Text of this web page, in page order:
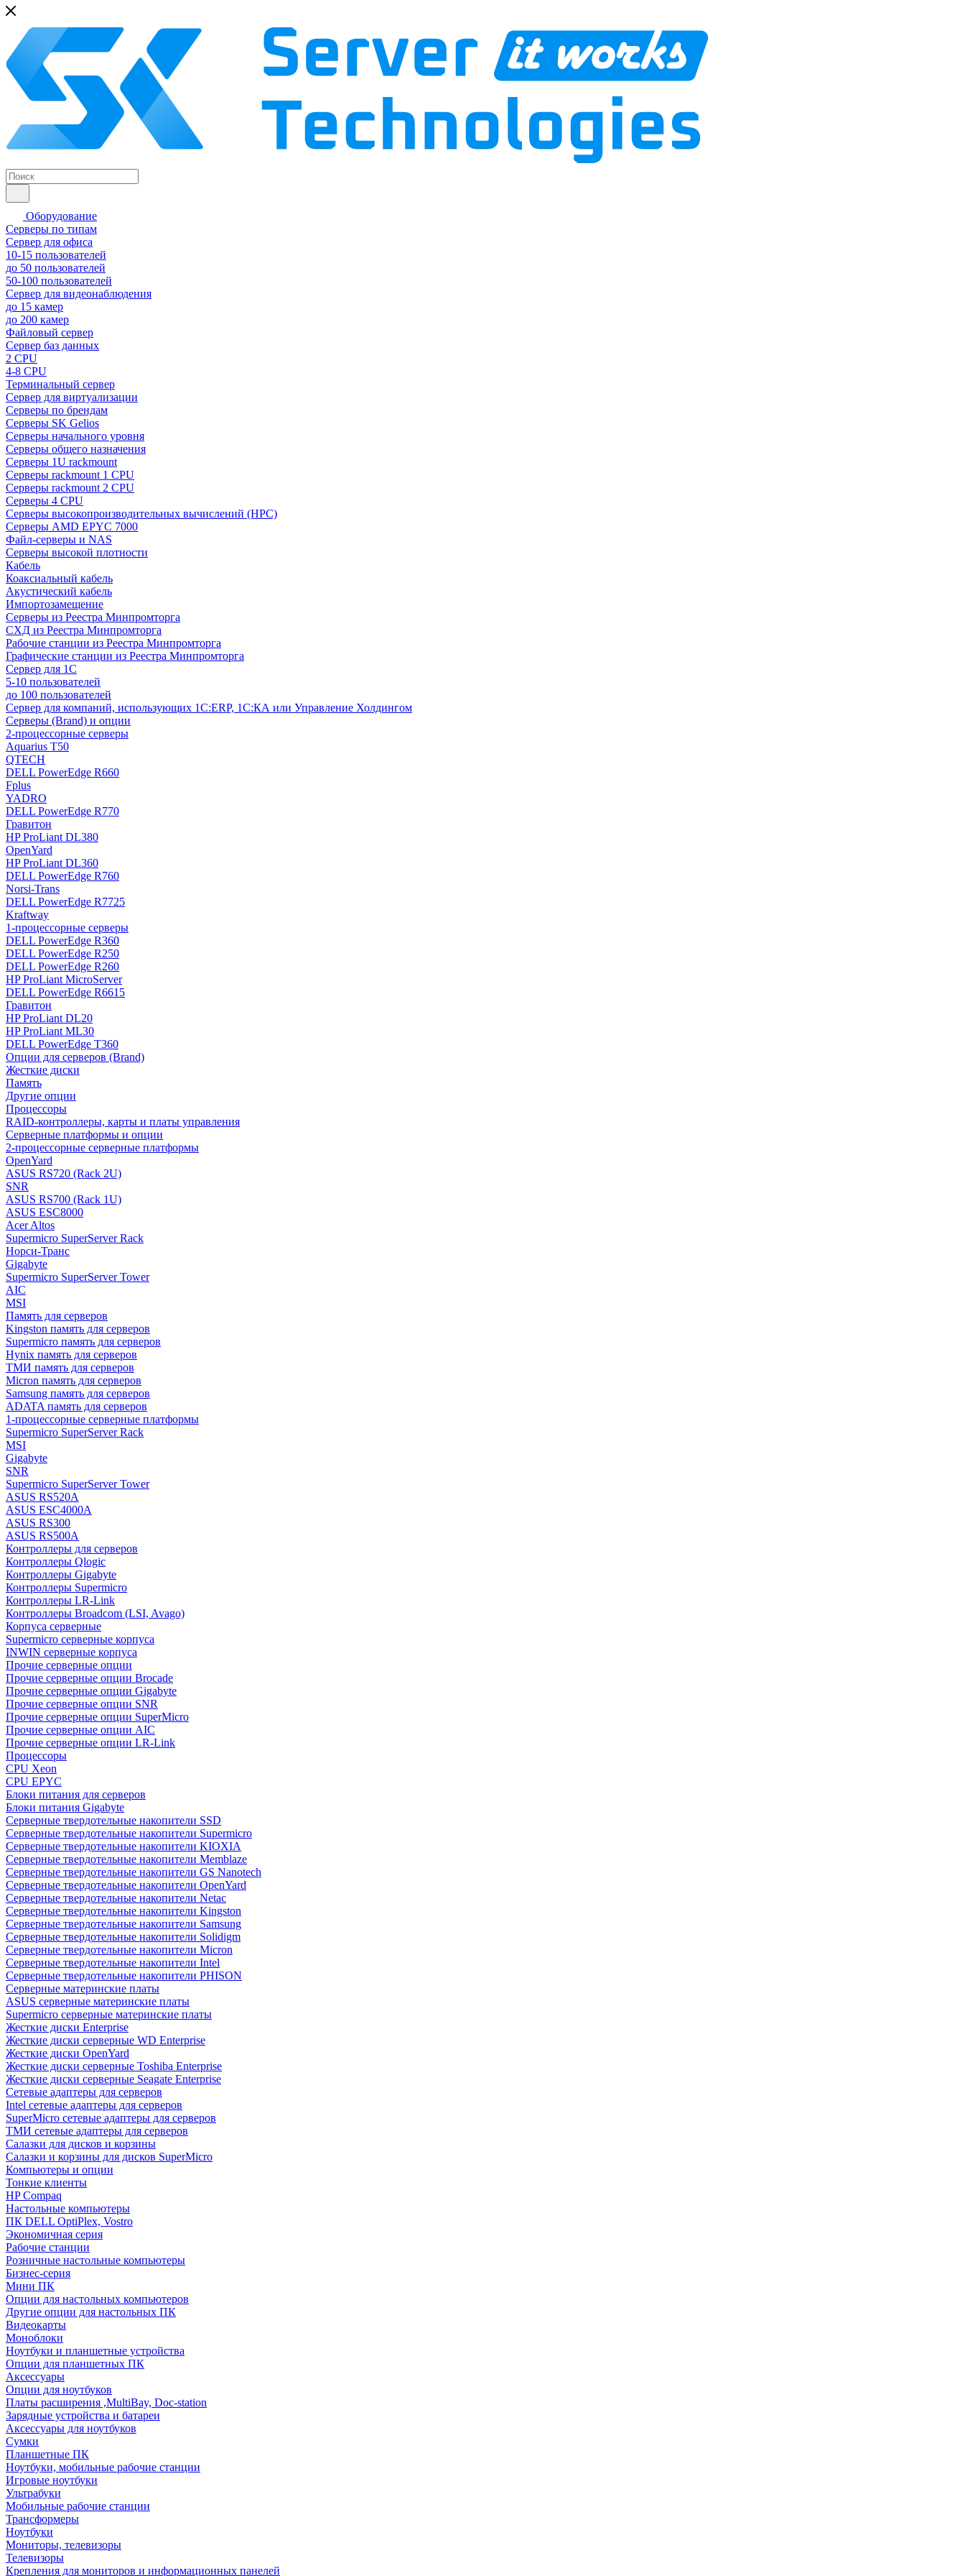
Оборудование
Серверы по типам
Сервер для офиса
10-15 пользователей
до 50 пользователей
50-100 пользователей
Сервер для видеонаблюдения
до 15 камер
до 200 камер
Файловый сервер
Сервер баз данных
2 CPU
4-8 CPU
Терминальный сервер
Сервер для виртуализации
Серверы по брендам
Серверы SK Gelios
Серверы начального уровня
Серверы общего назначения
Серверы 1U rackmount
Серверы rackmount 1 CPU
Серверы rackmount 2 CPU
Серверы 4 CPU
Серверы высокопроизводительных вычислений (HPC)
Серверы AMD EPYC 7000
Файл-серверы и NAS
Серверы высокой плотности
Кабель
Коаксиальный кабель
Акустический кабель
Импортозамещение
Серверы из Реестра Минпромторга
СХД из Реестра Минпромторга
Рабочие станции из Реестра Минпромторга
Графические станции из Реестра Минпромторга
Сервер для 1С
5-10 пользователей
до 100 пользователей
Сервер для компаний, использующих 1C:ERP, 1С:КА или Управление Холдингом
Серверы (Brand) и опции
2-процессорные серверы
Aquarius T50
QTECH
DELL PowerEdge R660
Fplus
YADRO
DELL PowerEdge R770
Гравитон
HP ProLiant DL380
OpenYard
HP ProLiant DL360
DELL PowerEdge R760
Norsi-Trans
DELL PowerEdge R7725
Kraftway
1-процессорные серверы
DELL PowerEdge R360
DELL PowerEdge R250
DELL PowerEdge R260
HP ProLiant MicroServer
DELL PowerEdge R6615
Гравитон
HP ProLiant DL20
HP ProLiant ML30
DELL PowerEdge T360
Опции для серверов (Brand)
Жесткие диски
Память
Другие опции
Процессоры
RAID-контроллеры, карты и платы управления
Серверные платформы и опции
2-процессорные серверные платформы
OpenYard
ASUS RS720 (Rack 2U)
SNR
ASUS RS700 (Rack 1U)
ASUS ESC8000
Acer Altos
Supermicro SuperServer Rack
Норси-Транс
Gigabyte
Supermicro SuperServer Tower
AIC
MSI
Память для серверов
Kingston память для серверов
Supermicro память для серверов
Hynix память для серверов
ТМИ память для серверов
Micron память для серверов
Samsung память для серверов
ADATA память для серверов
1-процессорные серверные платформы
Supermicro SuperServer Rack
MSI
Gigabyte
SNR
Supermicro SuperServer Tower
ASUS RS520A
ASUS ESC4000A
ASUS RS300
ASUS RS500A
Контроллеры для серверов
Контроллеры Qlogic
Контроллеры Gigabyte
Контроллеры Supermicro
Контроллеры LR-Link
Контроллеры Broadcom (LSI, Avago)
Корпуса серверные
Supermicro серверные корпуса
INWIN серверные корпуса
Прочие серверные опции
Прочие серверные опции Brocade
Прочие серверные опции Gigabyte
Прочие серверные опции SNR
Прочие серверные опции SuperMicro
Прочие серверные опции AIC
Прочие серверные опции LR-Link
Процессоры
CPU Xeon
CPU EPYC
Блоки питания для серверов
Блоки питания Gigabyte
Серверные твердотельные накопители SSD
Cерверные твердотельные накопители Supermicro
Cерверные твердотельные накопители KIOXIA
Cерверные твердотельные накопители Memblaze
Cерверные твердотельные накопители GS Nanotech
Серверные твердотельные накопители OpenYard
Серверные твердотельные накопители Netac
Cерверные твердотельные накопители Kingston
Cерверные твердотельные накопители Samsung
Cерверные твердотельные накопители Solidigm
Cерверные твердотельные накопители Micron
Cерверные твердотельные накопители Intel
Cерверные твердотельные накопители PHISON
Серверные материнские платы
ASUS серверные материнские платы
Supermicro серверные материнские платы
Жесткие диски Enterprise
Жесткие диски серверные WD Enterprise
Жесткие диски OpenYard
Жесткие диски серверные Toshiba Enterprise
Жесткие диски серверные Seagate Enterprise
Сетевые адаптеры для серверов
Intel сетевые адаптеры для серверов
SuperMicro сетевые адаптеры для серверов
ТМИ сетевые адаптеры для серверов
Салазки для дисков и корзины
Салазки и корзины для дисков SuperMicro
Компьютеры и опции
Тонкие клиенты
HP Compaq
Настольные компьютеры
ПК DELL OptiPlex, Vostro
Экономичная серия
Рабочие станции
Розничные настольные компьютеры
Бизнес-серия
Мини ПК
Опции для настольных компьютеров
Другие опции для настольных ПК
Видеокарты
Моноблоки
Ноутбуки и планшетные устройства
Опции для планшетных ПК
Аксессуары
Опции для ноутбуков
Платы расширения ,MultiBay, Doc-station
Зарядные устройства и батареи
Аксессуары для ноутбуков
Сумки
Планшетные ПК
Ноутбуки, мобильные рабочие станции
Игровые ноутбуки
Ультрабуки
Мобильные рабочие станции
Трансформеры
Ноутбуки
Мониторы, телевизоры
Телевизоры
Крепления для мониторов и информационных панелей